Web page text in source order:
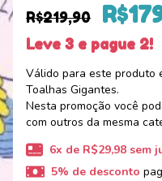
R$219,90
Leve 3 e pague 2!
Válido para este produto
Toalhas Gigantes.
Nesta promoção você
com outros da mesma
6x de R$29,98sem
5% de desconto